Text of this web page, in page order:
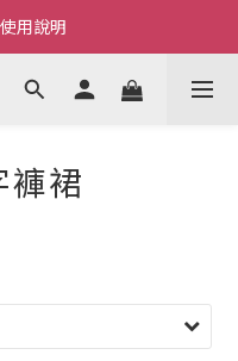
生活~
生活~
制度
生活~
褲裙